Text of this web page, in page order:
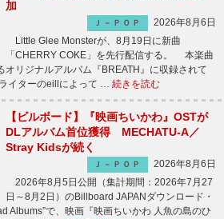
加
Ｊ－ＰＯＰ
2026年8月6日
Little Glee Monsterが、8月19日に新曲
「CHERRY COKE」を先行配信する。 本楽曲
リジナルアルバム『BREATH』に収録されて
イターのeillによって … 続きを読む
【ビルボード】『映画ちいかわ』OSTが
DLアルバム首位獲得 MECHATU-A／
Stray Kidsが続く
Ｊ－ＰＯＰ
2026年8月6日
2026年8月5日公開（集計期間：2026年7月27
日～8月2日）のBillboard JAPANダウンロード・
Albums”で、映画『映画ちいかわ 人魚の島のひ